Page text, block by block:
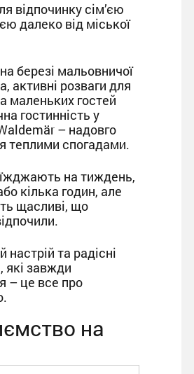
відпочинку сім’єю
далеко від міської
березі мальовничої
активні розваги для
маленьких гостей
гостинність у
– надовго
теплими спогадами.
на тиждень,
кілька годин, але
щасливі, що
та радісні
які завжди
– це все про
на